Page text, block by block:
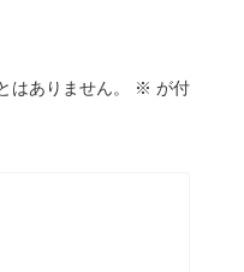
はありません。 ※ が付